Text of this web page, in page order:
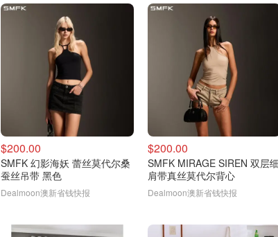
$200.00
SMFK 幻影海妖 蕾丝莫代尔桑
蚕丝吊带 黑色
Dealmoon澳新省钱快报
$200.00
SMFK MIRAGE SIREN 双层
肩带真丝莫代尔背心
Dealmoon澳新省钱快报